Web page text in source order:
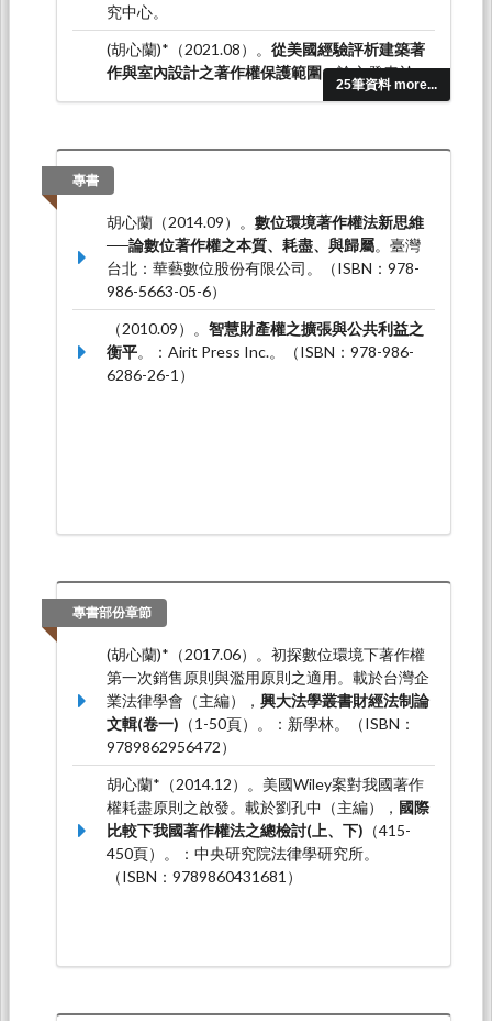
25筆資料 more...
究中心。
(胡心蘭)*（2021.08）。 從美國經驗評析建築著
作與室內設計之著作權保護範圍。論文發表於
2021台灣智財法學會著作權演討會，視訊會議：
究所。
Clubhouse、 NFT, 新興媒體之著作權爭議。論
文發表於娛樂產業與智慧財產研討會，台大霖澤
館：經濟部智慧財產局、智慧財產培訓學院
(TIPA)與臺北律師公會。
(胡心蘭)*（2019.10）。美國修法新趨勢。論文
發表於2019智慧財產局成立20周年暨著作權法
回顧與前瞻研討會，台大霖澤館國際會議廳：智
專書
胡心蘭（2014.09）。 數位環境著作權法新思維
──論數位著作權之本質、耗盡、與歸屬。臺灣
台北：華藝數位股份有限公司。（ISBN：978-
986-5663-05-6）
（2010.09）。 智慧財產權之擴張與公共利益之
衡平。：Airit Press Inc.。（ISBN：978-986-
6286-26-1）
專書部份章節
(胡心蘭)*（2017.06）。初探數位環境下著作權
第一次銷售原則與濫用原則之適用。載於台灣企
業法律學會（主編）， 興大法學叢書財經法制論
文輯(卷一) （1-50頁）。：新學林。（ISBN：
9789862956472）
胡心蘭*（2014.12）。美國Wiley案對我國著作
權耗盡原則之啟發。載於劉孔中（主編）， 國際
比較下我國著作權法之總檢討(上、下) （415-
450頁）。：中央研究院法律學研究所。
（ISBN：9789860431681）